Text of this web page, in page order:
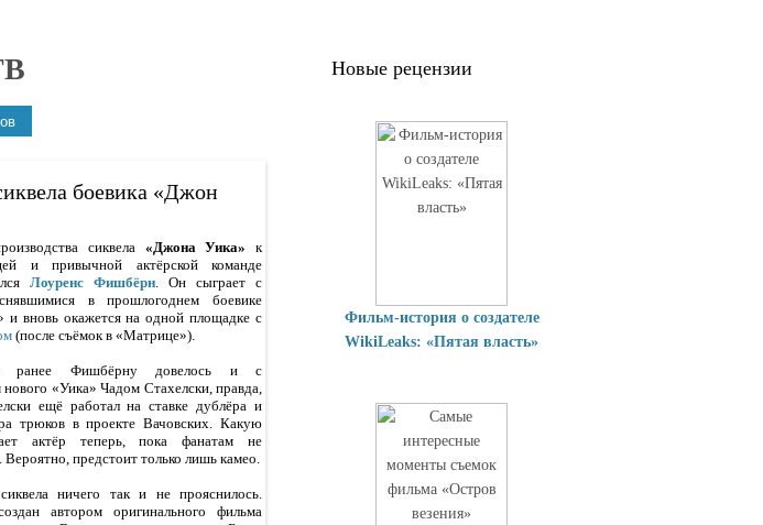
боевика «Джон
сиквела «Джона Уика» к
и привычной актёрской команде
Лоуренс Фишбёрн. Он сыграет с
в прошлогоднем боевике
вновь окажется на одной площадке с
(после съёмок в «Матрице»).
ранее Фишбёрну довелось и с
«Уика» Чадом Стахелски, правда,
ещё работал на ставке дублёра и
трюков в проекте Вачовских. Какую
актёр теперь, пока фанатам не
Вероятно, предстоит только лишь камео.
ничего так и не прояснилось.
автором оригинального фильма
Новые рецензии
Фильм-история о создателе
WikiLeaks: «Пятая власть»